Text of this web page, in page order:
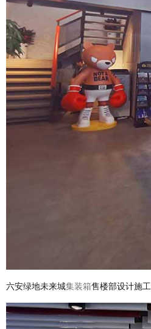
六安绿地未来城集装箱售楼部设计施工